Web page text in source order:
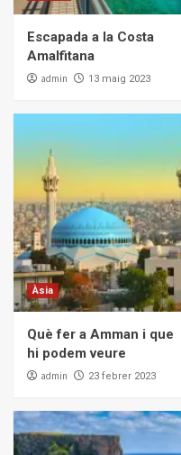
Escapada a la Costa
Amalfitana
admin 13 maig 2023
Àsia
Què fer a Amman i que
hi podem veure
admin 23 febrer 2023